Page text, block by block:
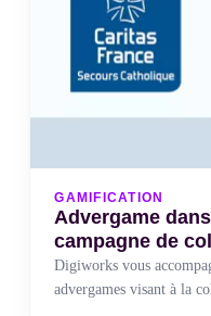
GAMIFICATION
Advergame
campagne de
Digiworks vous
advergames visant à la